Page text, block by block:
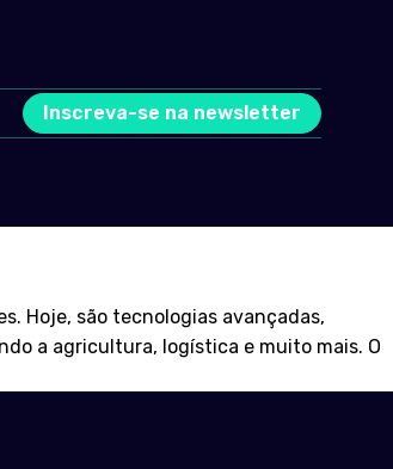
Inscreva-se na newsletter
Hoje, são tecnologias avançadas,
a agricultura, logística e muito mais. O